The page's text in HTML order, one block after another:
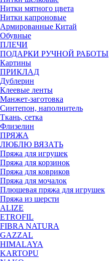
Нитки мятного цвета
Нитки капроновые
Армированные Китай
Обувные
ПЛЕЧИ
ПОДАРКИ РУЧНОЙ РАБОТЫ
Картины
ПРИКЛАД
Дублерин
Клеевые ленты
Манжет-заготовка
Синтепон, наполнитель
Ткань, сетка
Флизелин
ПРЯЖА
ЛЮБЛЮ ВЯЗАТЬ
Пряжа для игрушек
Пряжа для корзинок
Пряжа для ковриков
Пряжа для мочалок
Плюшевая пряжа для игрушек
Пряжа из шерсти
ALIZE
ETROFIL
FIBRA NATURA
GAZZAL
HIMALAYA
KARTOPU